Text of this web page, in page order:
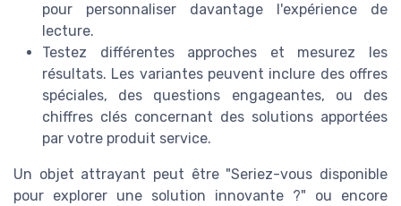
pour personnaliser davantage l'expérience de
lecture.
Testez différentes approches et mesurez les
résultats. Les variantes peuvent inclure des offres
spéciales, des questions engageantes, ou des
chiffres clés concernant des solutions apportées
par votre produit service.
Un objet attrayant peut être "Seriez-vous disponible
pour explorer une solution innovante ?" ou encore